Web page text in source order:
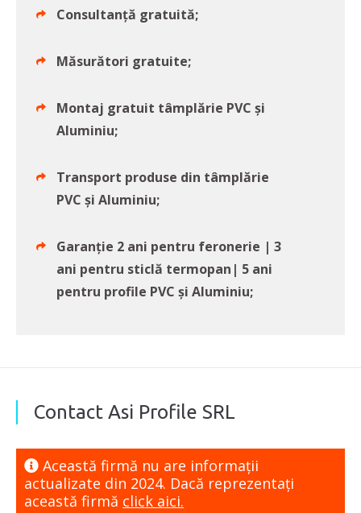
Consultanță gratuită;
Măsurători gratuite;
Montaj gratuit tâmplărie PVC și
Aluminiu;
Transport produse din tâmplărie
PVC și Aluminiu;
Garanție 2 ani pentru feronerie | 3
ani pentru sticlă termopan| 5 ani
pentru profile PVC și Aluminiu;
Contact Asi Profile SRL
Această firmă nu are informaţii
actualizate din 2024. Dacă reprezentaţi
această firmă click aici.